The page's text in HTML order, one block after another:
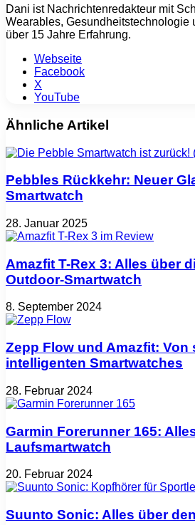
Dani ist Nachrichtenredakteur mit
Wearables, Gesundheitstechnologie
über 15 Jahre Erfahrung.
Webseite
Facebook
X
YouTube
Ähnliche Artikel
Pebbles Rückkehr: Neuer
Smartwatch
28. Januar 2025
Amazfit T-Rex 3: Alles über
Outdoor-Smartwatch
8. September 2024
Zepp Flow und Amazfit: Von
intelligenten Smartwatches
28. Februar 2024
Garmin Forerunner 165:
Laufsmartwatch
20. Februar 2024
Suunto Sonic: Alles über